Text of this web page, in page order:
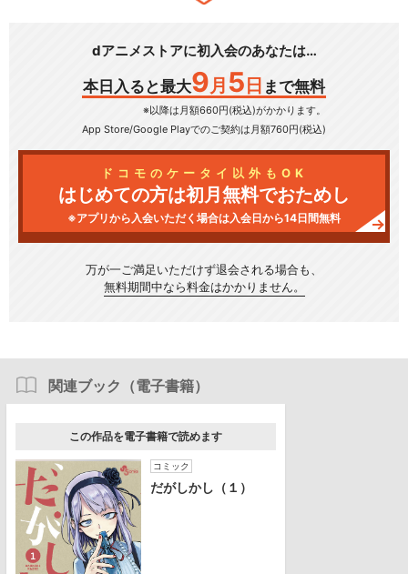
dアニメストアに初入会のあなたは…
本日入ると最大9 月 5 日 まで無料
※以降は月額660円(税込)がかかります。
App Store/Google Playでのご契約は月額760円(税込)
ドコモのケータイ以外もOK
はじめての方は初月無料でおためし
※アプリから入会いただく場合は入会日から14日間無料
万が一ご満足いただけず退会される場合も、
無料期間中なら料金はかかりません。
関連ブック（電子書籍）
この作品を電子書籍で読めます
コミック
だがしかし（１）